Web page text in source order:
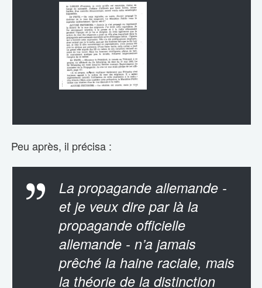
Peu après, il précisa :
La propagande allemande -
et je veux dire par là la
propagande officielle
allemande - n’a jamais
prêché la haine raciale, mais
la théorie de la distinction